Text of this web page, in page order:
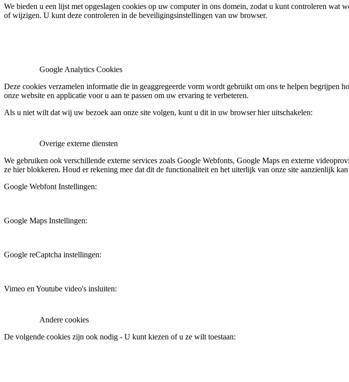
We bieden u een lijst met opgeslagen cookies op uw computer in ons domein, zodat u kunt controleren wat
of wijzigen. U kunt deze controleren in de beveiligingsinstellingen van uw browser.
Google Analytics Cookies
Deze cookies verzamelen informatie die in geaggregeerde vorm wordt gebruikt om ons te helpen begrijpen
onze website en applicatie voor u aan te passen om uw ervaring te verbeteren.
Als u niet wilt dat wij uw bezoek aan onze site volgen, kunt u dit in uw browser hier uitschakelen:
Overige externe diensten
We gebruiken ook verschillende externe services zoals Google Webfonts, Google Maps en externe
ze hier blokkeren. Houd er rekening mee dat dit de functionaliteit en het uiterlijk van onze site aanzienlijk
Google Webfont Instellingen:
Google Maps Instellingen:
Google reCaptcha instellingen:
Vimeo en Youtube video's insluiten:
Andere cookies
De volgende cookies zijn ook nodig - U kunt kiezen of u ze wilt toestaan: